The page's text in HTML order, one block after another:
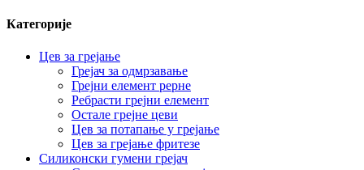
Категорије
Цев за грејање
Грејач за одмрзавање
Грејни елемент рерне
Ребрасти грејни елемент
Остале грејне цеви
Цев за потапање у грејање
Цев за грејање фритезе
Силиконски гумени грејач